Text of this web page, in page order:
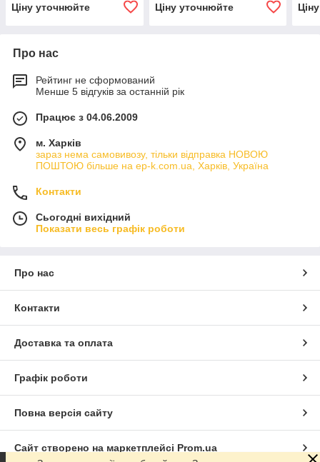
Ціну уточнюйте
Ціну уточнюйте
Про нас
Рейтинг не сформований
Менше 5 відгуків за останній рік
Працює з 04.06.2009
м. Харків
зараз нема самовивозу, тільки відправка НОВОЮ
ПОШТОЮ більше на ep-k.com.ua, Харків, Україна
Контакти
Сьогодні вихідний
Показати весь графік роботи
Про нас
Контакти
Доставка та оплата
Графік роботи
Повна версія сайту
Сайт створено на маркетплейсі Prom.ua